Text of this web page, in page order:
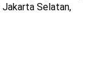
Jakarta Selatan,